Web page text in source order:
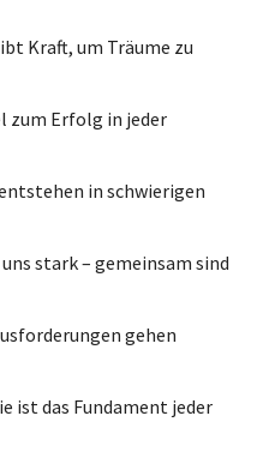
Kraft, um Träume zu
zum Erfolg in jeder
in schwierigen
stark – gemeinsam sind
gehen
ist das Fundament jeder